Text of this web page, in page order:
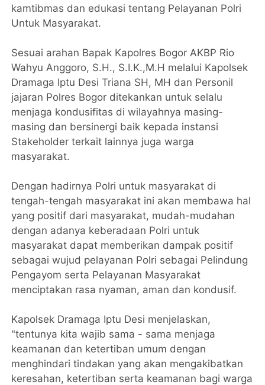
kamtibmas dan edukasi tentang Pelayanan Polri
Untuk Masyarakat.
Sesuai arahan Bapak Kapolres Bogor AKBP Rio
Wahyu Anggoro, S.H., S.I.K.,M.H melalui Kapolsek
Dramaga Iptu Desi Triana SH, MH dan Personil
jajaran Polres Bogor ditekankan untuk selalu
menjaga kondusifitas di wilayahnya masing-
masing dan bersinergi baik kepada instansi
Stakeholder terkait lainnya juga warga
masyarakat.
Dengan hadirnya Polri untuk masyarakat di
tengah-tengah masyarakat ini akan membawa hal
yang positif dari masyarakat, mudah-mudahan
dengan adanya keberadaan Polri untuk
masyarakat dapat memberikan dampak positif
sebagai wujud pelayanan Polri sebagai Pelindung
Pengayom serta Pelayanan Masyarakat
menciptakan rasa nyaman, aman dan kondusif.
Kapolsek Dramaga Iptu Desi menjelaskan,
"tentunya kita wajib sama - sama menjaga
keamanan dan ketertiban umum dengan
menghindari tindakan yang akan mengakibatkan
keresahan, ketertiban serta keamanan bagi warga